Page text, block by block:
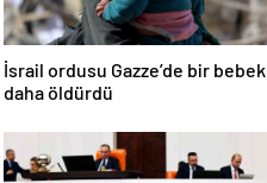
İsrail ordusu Gazze’de bir bebek
daha öldürdü